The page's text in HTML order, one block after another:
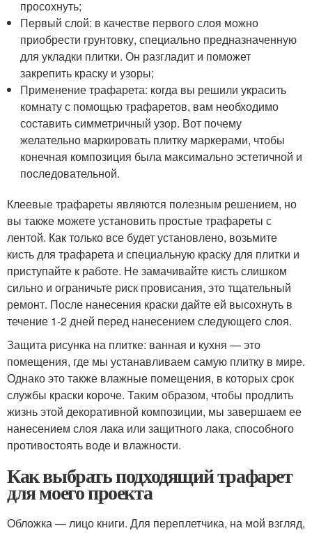
просохнуть;
Первый слой: в качестве первого слоя можно
приобрести грунтовку, специально предназначенную
для укладки плитки. Он разгладит и поможет
закрепить краску и узоры;
Применение трафарета: когда вы решили украсить
комнату с помощью трафаретов, вам необходимо
составить симметричный узор. Вот почему
желательно маркировать плитку маркерами, чтобы
конечная композиция была максимально эстетичной и
последовательной.
Клеевые трафареты являются полезным решением, но
вы также можете установить простые трафареты с
лентой. Как только все будет установлено, возьмите
кисть для трафарета и специальную краску для плитки и
приступайте к работе. Не замачивайте кисть слишком
сильно и ограничьте риск провисания, это тщательный
ремонт. После нанесения краски дайте ей высохнуть в
течение 1-2 дней перед нанесением следующего слоя.
Защита рисунка на плитке: ванная и кухня — это
помещения, где мы устанавливаем самую плитку в мире.
Однако это также влажные помещения, в которых срок
службы краски короче. Таким образом, чтобы продлить
жизнь этой декоративной композиции, мы завершаем ее
нанесением слоя лака или защитного лака, способного
противостоять воде и влажности.
Как выбрать подходящий трафарет
для моего проекта
Обложка — лицо книги. Для переплетчика, на мой взгляд,